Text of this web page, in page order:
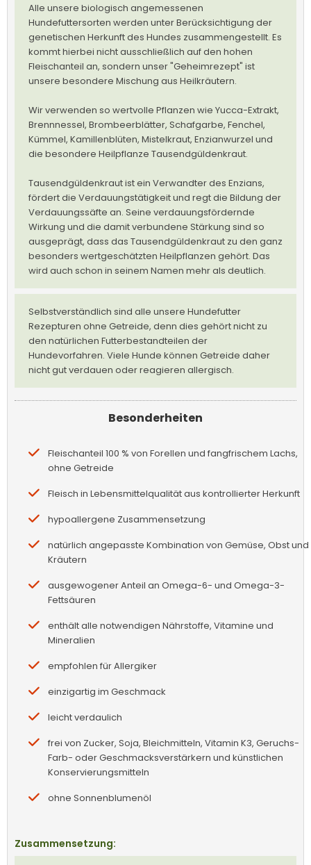
Alle unsere biologisch angemessenen
Hundefuttersorten werden unter Berücksichtigung der
genetischen Herkunft des Hundes zusammengestellt. Es
kommt hierbei nicht ausschließlich auf den hohen
Fleischanteil an, sondern unser "Geheimrezept" ist
unsere besondere Mischung aus Heilkräutern.
Wir verwenden so wertvolle Pflanzen wie Yucca-Extrakt,
Brennnessel, Brombeerblätter, Schafgarbe, Fenchel,
Kümmel, Kamillenblüten, Mistelkraut, Enzianwurzel und
die besondere Heilpflanze Tausendgüldenkraut.
Tausendgüldenkraut ist ein Verwandter des Enzians,
fördert die Verdauungstätigkeit und regt die Bildung der
Verdauungssäfte an. Seine verdauungsfördernde
Wirkung und die damit verbundene Stärkung sind so
ausgeprägt, dass das Tausendgüldenkraut zu den ganz
besonders wertgeschätzten Heilpflanzen gehört. Das
wird auch schon in seinem Namen mehr als deutlich.
Selbstverständlich sind alle unsere Hundefutter
Rezepturen ohne Getreide, denn dies gehört nicht zu
den natürlichen Futterbestandteilen der
Hundevorfahren. Viele Hunde können Getreide daher
nicht gut verdauen oder reagieren allergisch.
Besonderheiten
Fleischanteil 100 % von Forellen und fangfrischem Lachs,
ohne Getreide
Fleisch in Lebensmittelqualität aus kontrollierter Herkunft
hypoallergene Zusammensetzung
natürlich angepasste Kombination von Gemüse, Obst und
Kräutern
ausgewogener Anteil an Omega-6- und Omega-3-
Fettsäuren
enthält alle notwendigen Nährstoffe, Vitamine und
Mineralien
empfohlen für Allergiker
einzigartig im Geschmack
leicht verdaulich
frei von Zucker, Soja, Bleichmitteln, Vitamin K3, Geruchs-
Farb- oder Geschmacksverstärkern und künstlichen
Konservierungsmitteln
ohne Sonnenblumenöl
Zusammensetzung: